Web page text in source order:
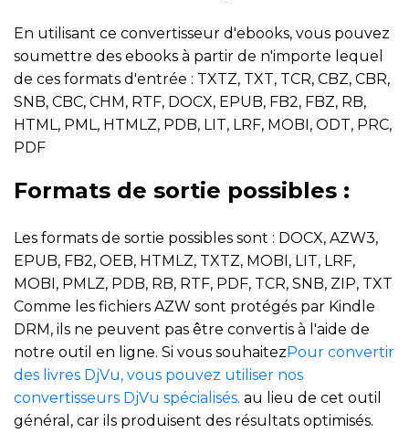
En utilisant ce convertisseur d'ebooks, vous pouvez
soumettre des ebooks à partir de n'importe lequel
de ces formats d'entrée : TXTZ, TXT, TCR, CBZ, CBR,
SNB, CBC, CHM, RTF, DOCX, EPUB, FB2, FBZ, RB,
HTML, PML, HTMLZ, PDB, LIT, LRF, MOBI, ODT, PRC,
PDF
Formats de sortie possibles :
Les formats de sortie possibles sont : DOCX, AZW3,
EPUB, FB2, OEB, HTMLZ, TXTZ, MOBI, LIT, LRF,
MOBI, PMLZ, PDB, RB, RTF, PDF, TCR, SNB, ZIP, TXT
Comme les fichiers AZW sont protégés par Kindle
DRM, ils ne peuvent pas être convertis à l'aide de
notre outil en ligne. Si vous souhaitezPour convertir
des livres DjVu, vous pouvez utiliser nos
convertisseurs DjVu spécialisés. au lieu de cet outil
général, car ils produisent des résultats optimisés.